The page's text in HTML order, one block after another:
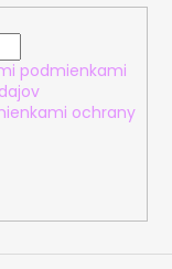
podmienkami
ochrany